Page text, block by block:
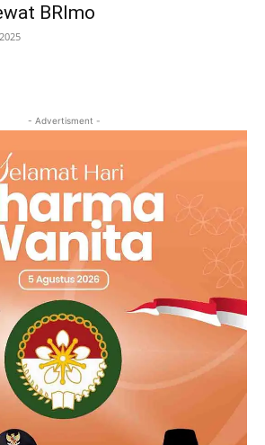
BRImo
- Advertisment -